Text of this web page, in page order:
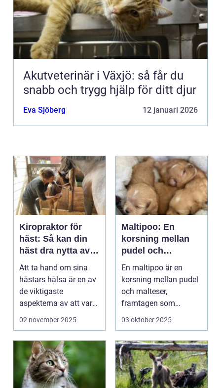
Akutveterinär i Växjö: så får du
snabb och trygg hjälp för ditt djur
Eva Sjöberg 12 januari 2026
Kiropraktor för
häst: Så kan din
häst dra nytta av
behandling
Att ta hand om sina
hästars hälsa är en av
de viktigaste
aspekterna av att vara
h&aum...
02 november 2025
Maltipoo: En
korsning mellan
pudel och
malteser
En maltipoo är en
korsning mellan pudel
och malteser,
framtagen som
sällskapshund. Den
03 oktober 2025